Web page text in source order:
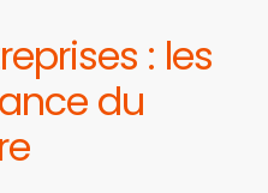
: les
du